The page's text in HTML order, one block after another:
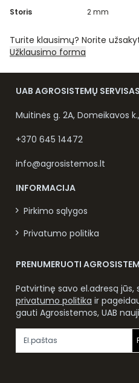
Storis
2 mm
Turite klausimų? Norite
Užklausimo forma
UAB AGROSISTEMŲ SERVISAS
Muitinės g. 2A, Domeikavos
+370 645 14472
info@agrosistemos.lt
INFORMACIJA
Pirkimo sąlygos
Privatumo politika
PRENUMERUOTI
Patvirtinę savo el.adresą jūs,
privatumo politika ir
gauti Agrosistemos, UAB